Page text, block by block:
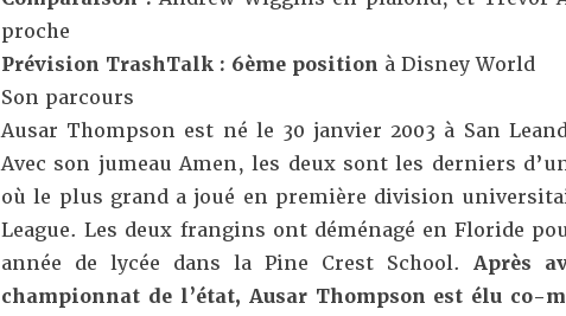
proche
Prévision TrashTalk : 6ème position à Disney World
Son parcours
Ausar Thompson est né le 30 janvier 2003 à San
Avec son jumeau Amen, les deux sont les derniers
où le plus grand a joué en première division
League. Les deux frangins ont déménagé en Floride
année de lycée dans la Pine Crest School. Après
championnat de l’état, Ausar Thompson est élu co-